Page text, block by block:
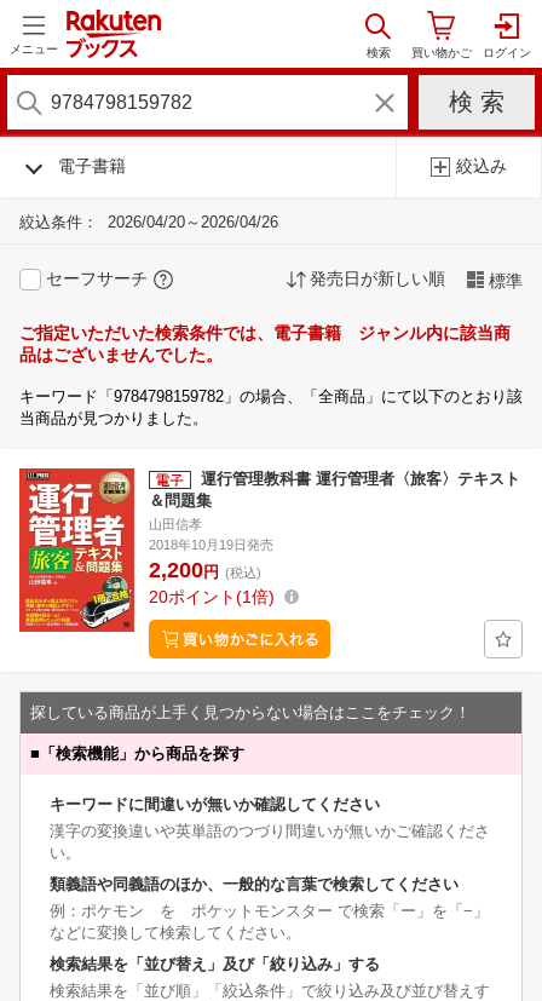
メニュー
電子書籍 絞込み
絞込条件： 2026/04/20～2026/04/26
セーフサーチ 発売日が新しい順 標準
ご指定いただいた検索条件では、電子書籍 ジャンル内に該当商
品はございませんでした。
キーワード「9784798159782」の場合、「全商品」にて以下のとおり該
当商品が見つかりました。
運行管理教科書 運行管理者〈旅客〉テキスト
＆問題集
山田信孝
2018年10月19日発売
2,200円 (税込)
20ポイント 1倍
探している商品が上手く見つからない場合はここをチェック！
■ 「検索機能」から商品を探す
キーワードに間違いが無いか確認してください
漢字の変換違いや英単語のつづり間違いが無いかご確認くださ
い。
類義語や同義語のほか、一般的な言葉で検索してください
例：ポケモン を ポケットモンスター で検索「ー」を「−」
などに変換して検索してください。
検索結果を「並び替え」及び「絞り込み」する
検索結果を「並び順」「絞込条件」で絞り込み及び並び替えす